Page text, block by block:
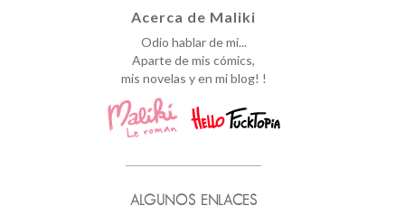
Acerca de Maliki
Odio hablar de mi...
Aparte de mis cómics,
mis novelas y en mi blog! !
ALGUNOS ENLACES